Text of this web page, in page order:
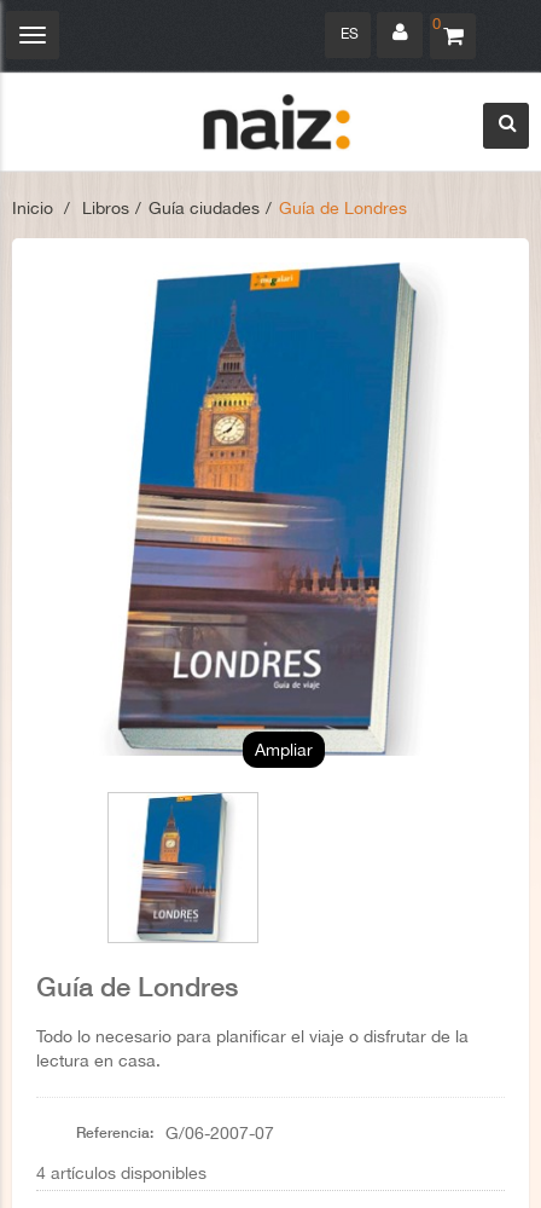
0
ES
Navegación
Inicio > Libros > Guía ciudades > Guía de Londres
Ampliar
Guía de Londres
Todo lo necesario para planificar el viaje o disfrutar de la
lectura en casa.
Referencia: G/06-2007-07
4 artículos disponibles